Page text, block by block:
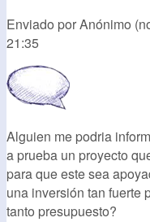
Enviado porAnónimo
21:35
Alguien me podria
a prueba un proyecto
para que este sea
una inversión tan fuerte
tanto presupuesto?